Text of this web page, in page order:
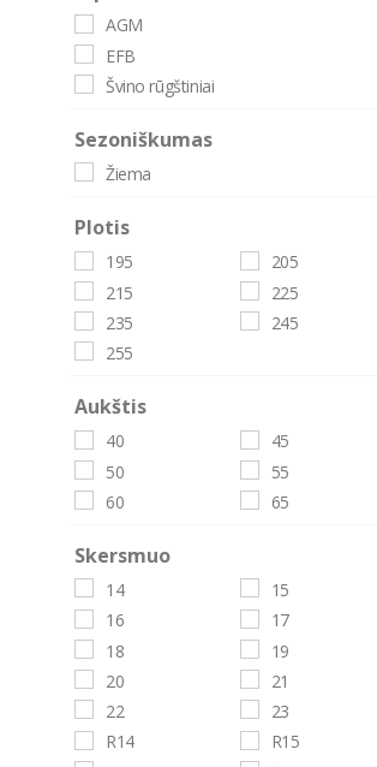
75Ah
80Ah
8Ah
AGM
EFB
Švino rūgštiniai
Sezoniškumas
Žiema
Plotis
195
205
215
225
235
245
255
Aukštis
40
45
50
55
60
65
Skersmuo
14
15
16
17
18
19
20
21
22
23
R14
R15